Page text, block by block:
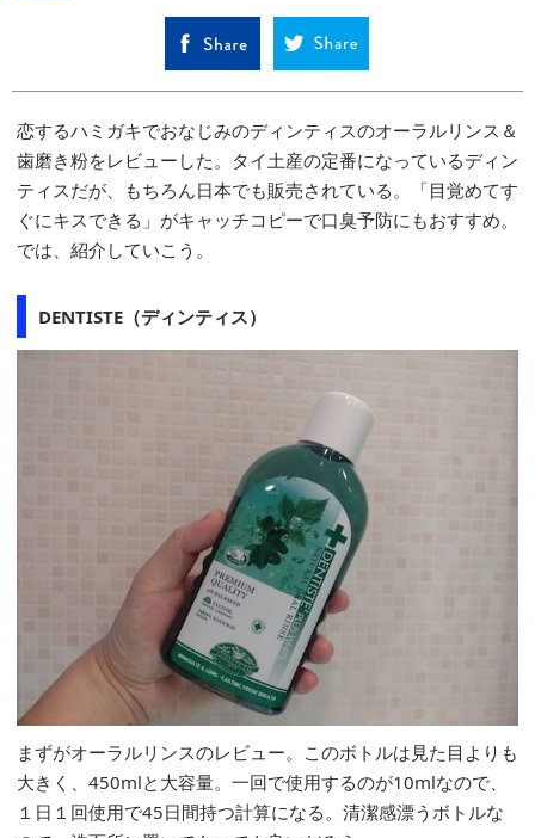
恋するハミガキでおなじみのディンティスのオーラルリンス＆
歯磨き粉をレビューした。タイ土産の定番になっているディン
ティスだが、もちろん日本でも販売されている。「目覚めてす
ぐにキスできる」がキャッチコピーで口臭予防にもおすすめ。
では、紹介していこう。
DENTISTE（ディンティス）
まずがオーラルリンスのレビュー。このボトルは見た目よりも
大きく、450mlと大容量。一回で使用するのが10mlなので、
１日１回使用で45日間持つ計算になる。清潔感漂うボトルな